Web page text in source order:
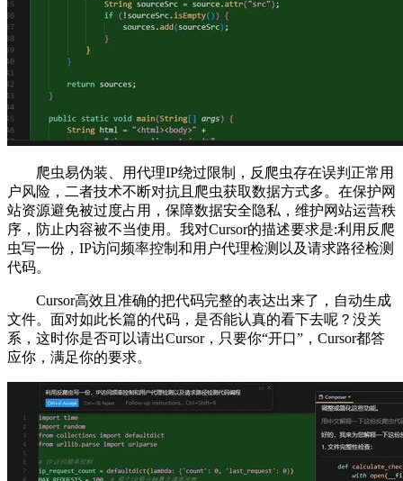
爬虫易伪装、用代理IP绕过限制，反爬虫存在误判正常用
户风险，二者技术不断对抗且爬虫获取数据方式多。在保护网
站资源避免被过度占用，保障数据安全隐私，维护网站运营秩
序，防止内容被不当使用。我对Cursor的描述要求是:利用反爬
虫写一份，IP访问频率控制和用户代理检测以及请求路径检测
代码。
Cursor高效且准确的把代码完整的表达出来了，自动生成
文件。面对如此长篇的代码，是否能认真的看下去呢？没关
系，这时你是否可以请出Cursor，只要你“开口”，Cursor都答
应你，满足你的要求。